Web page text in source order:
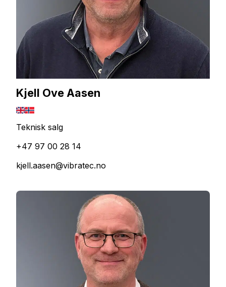
Kjell Ove Aasen
Teknisk salg
+47 97 00 28 14
kjell.aasen@vibratec.no